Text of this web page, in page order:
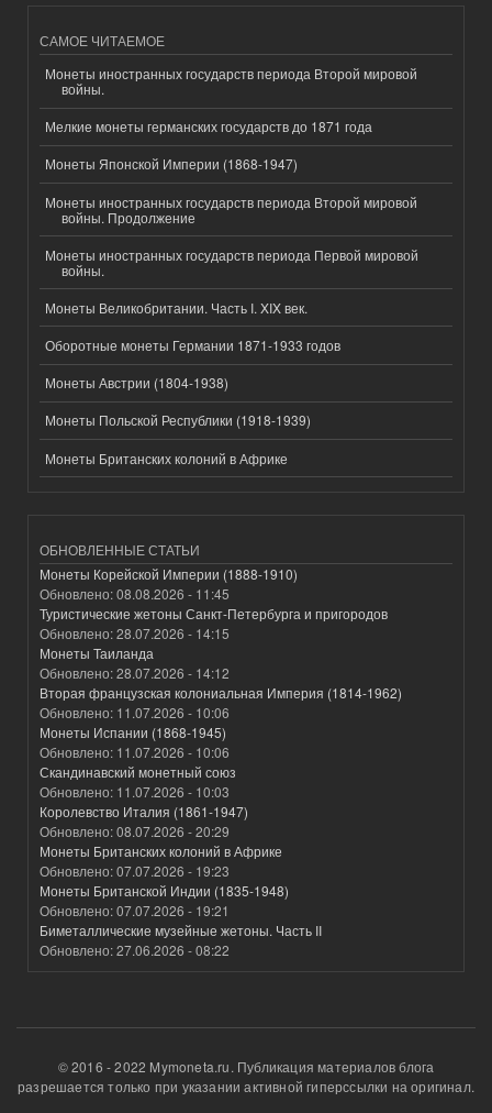
САМОЕ ЧИТАЕМОЕ
Монеты иностранных государств периода Второй мировой
войны.
Мелкие монеты германских государств до 1871 года
Монеты Японской Империи (1868-1947)
Монеты иностранных государств периода Второй мировой
войны. Продолжение
Монеты иностранных государств периода Первой мировой
войны.
Монеты Великобритании. Часть I. XIX век.
Оборотные монеты Германии 1871-1933 годов
Монеты Австрии (1804-1938)
Монеты Польской Республики (1918-1939)
Монеты Британских колоний в Африке
ОБНОВЛЕННЫЕ СТАТЬИ
Монеты Корейской Империи (1888-1910)
Обновлено:08.08.2026 - 11:45
Туристические жетоны Санкт-Петербурга и пригородов
Обновлено:28.07.2026 - 14:15
Монеты Таиланда
Обновлено:28.07.2026 - 14:12
Вторая французская колониальная Империя (1814-1962)
Обновлено: 11.07.2026 - 10:06
Монеты Испании (1868-1945)
Обновлено: 11.07.2026 - 10:06
Скандинавский монетный союз
Обновлено: 11.07.2026 - 10:03
Королевство Италия (1861-1947)
Обновлено:08.07.2026 - 20:29
Монеты Британских колоний в Африке
Обновлено:07.07.2026 - 19:23
Монеты Британской Индии (1835-1948)
Обновлено:07.07.2026 - 19:21
Биметаллические музейные жетоны. Часть II
Обновлено:27.06.2026 - 08:22
© 2016 - 2022 Mymoneta.ru. Публикация материалов блога
разрешается только при указании активной гиперссылки на оригинал.